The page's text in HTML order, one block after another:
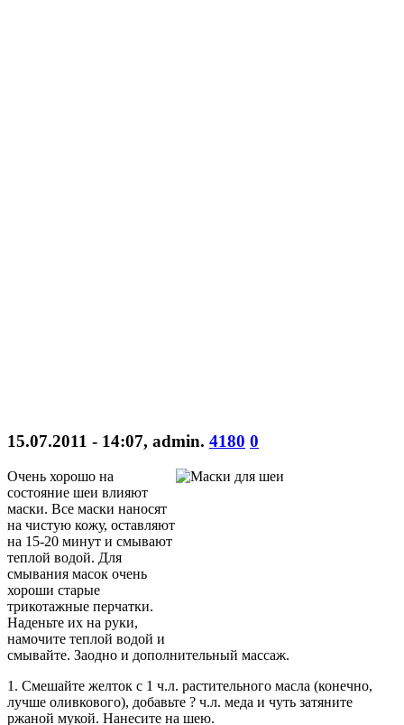
15.07.2011 - 14:07, admin. 4180 0
Очень хорошо на
состояние шеи влияют
маски. Все маски наносят
на чистую кожу, оставляют
на 15-20 минут и смывают
теплой водой. Для
смывания масок очень
хороши старые
трикотажные перчатки.
Наденьте их на руки,
намочите теплой водой и
смывайте. Заодно и дополнительный массаж.
1. Смешайте желток с 1 ч.л. растительного масла (конечно,
лучше оливкового), добавьте ? ч.л. меда и чуть затяните
ржаной мукой. Нанесите на шею.